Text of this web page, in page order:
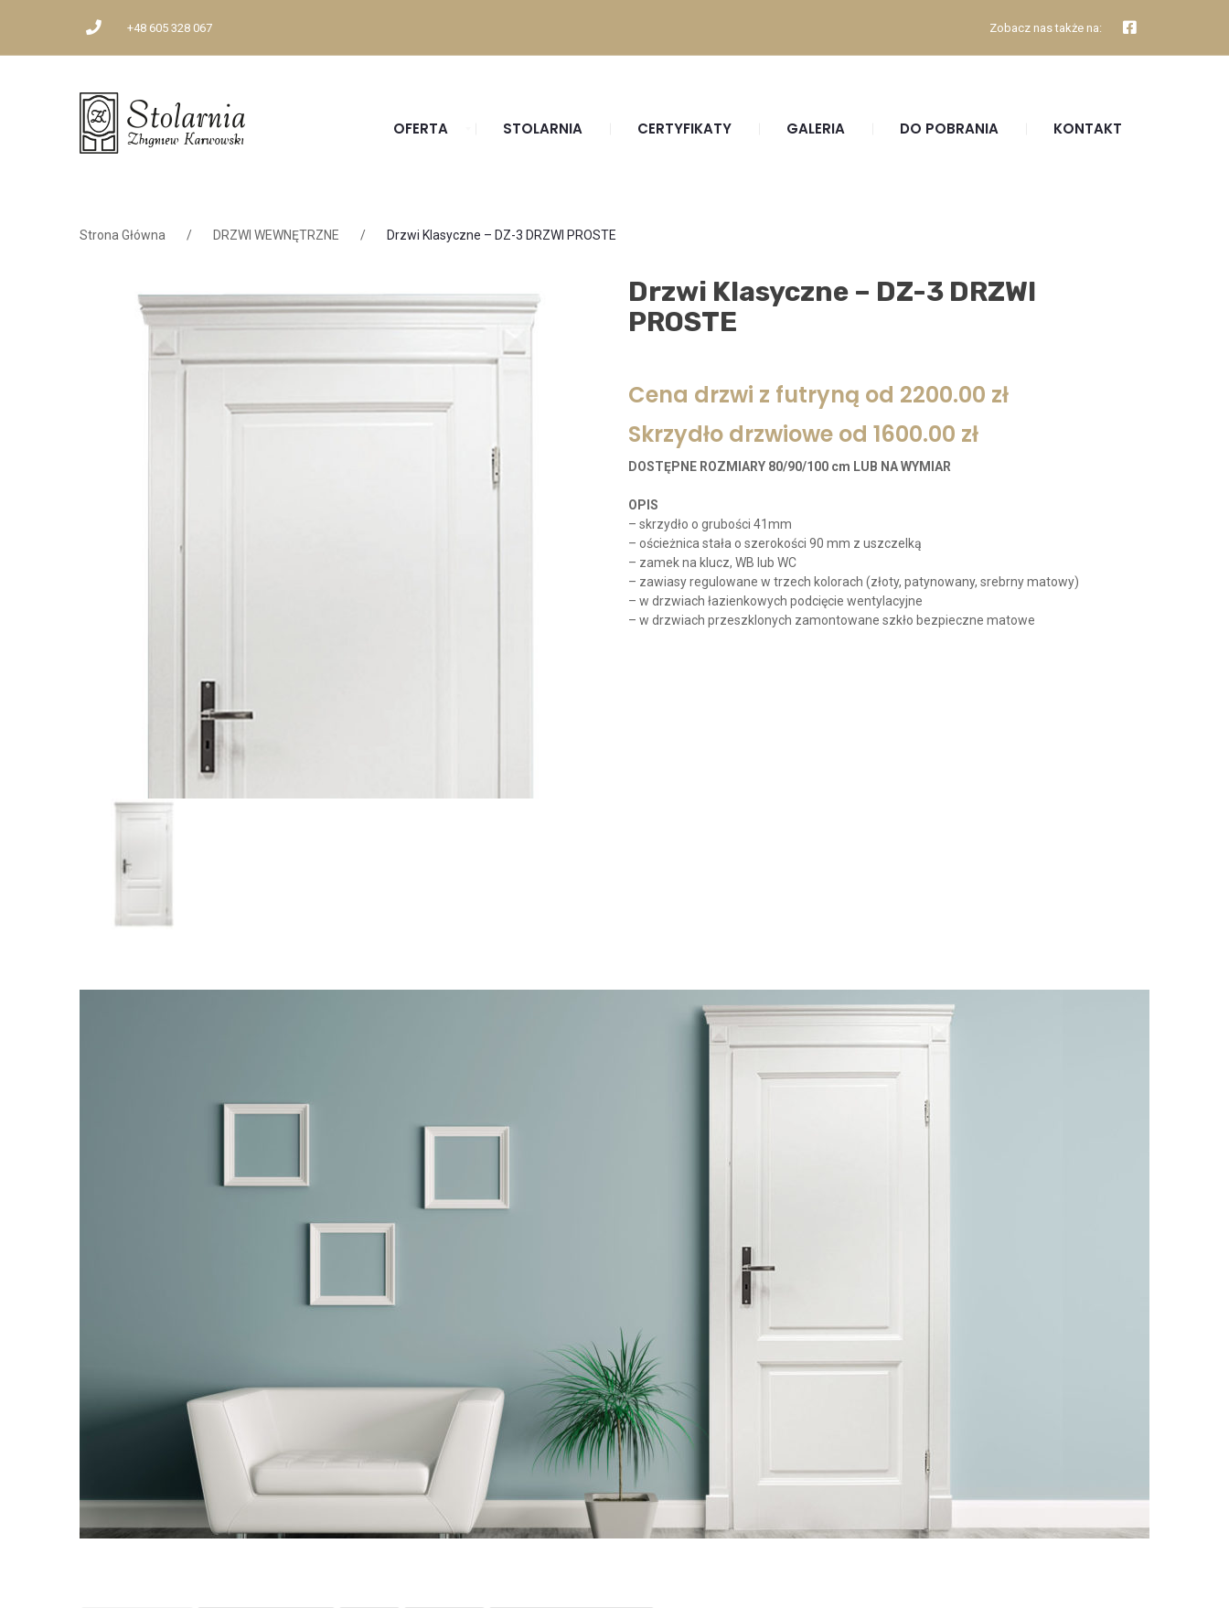
+48 605 328 067 Zobacz nas także na:
OFERTA STOLARNIA CERTYFIKATY GALERIA DO POBRANIA KONTAKT
Strona Główna / DRZWI WEWNĘTRZNE / Drzwi Klasyczne – DZ-3 DRZWI PROSTE
Drzwi Klasyczne – DZ-3 DRZWI
PROSTE
Cena drzwi z futryną od 2200.00 zł
Skrzydło drzwiowe od 1600.00 zł
DOSTĘPNE ROZMIARY 80/90/100 cm LUB NA WYMIAR
OPIS
– skrzydło o grubości 41mm
– ościeżnica stała o szerokości 90 mm z uszczelką
– zamek na klucz, WB lub WC
– zawiasy regulowane w trzech kolorach (złoty, patynowany, srebrny matowy)
– w drzwiach łazienkowych podcięcie wentylacyjne
– w drzwiach przeszklonych zamontowane szkło bezpieczne matowe